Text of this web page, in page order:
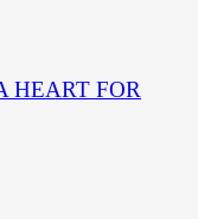
HEART FOR